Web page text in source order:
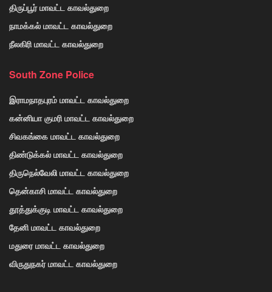
திருப்பூர் மாவட்ட காவல்துறை
நாமக்கல் மாவட்ட காவல்துறை
நீலகிரி மாவட்ட காவல்துறை
South Zone Police
இராமநாதபுரம் மாவட்ட காவல்துறை
கன்னியா குமரி மாவட்ட காவல்துறை
சிவகங்கை மாவட்ட காவல்துறை
திண்டுக்கல் மாவட்ட காவல்துறை
திருநெல்வேலி மாவட்ட காவல்துறை
தென்காசி மாவட்ட காவல்துறை
தூத்துக்குடி மாவட்ட காவல்துறை
தேனி மாவட்ட காவல்துறை
மதுரை மாவட்ட காவல்துறை
விருதுநகர் மாவட்ட காவல்துறை